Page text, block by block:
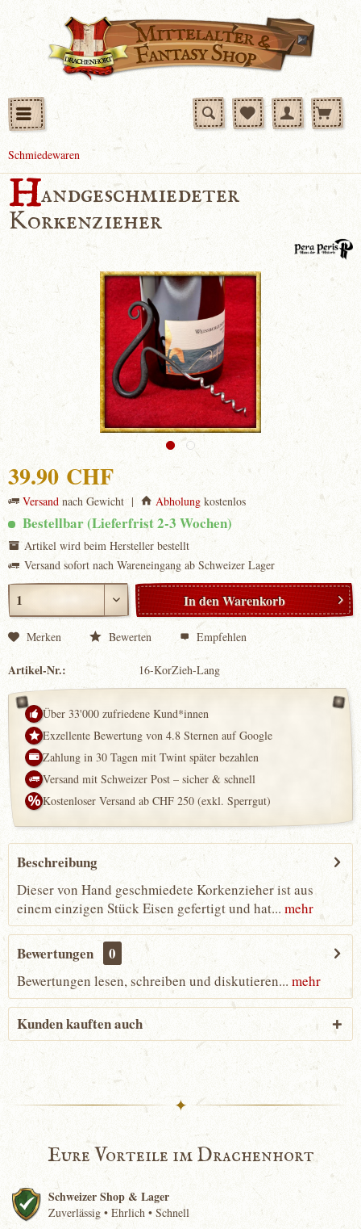
Schmiedewaren
Handgeschmiedeter
Korkenzieher
39.90 CHF
Versandnach Gewicht | Abholungkostenlos
Bestellbar (Lieferfrist 2-3 Wochen)
Artikel wird beim Hersteller bestellt
Versand sofort nach Wareneingang ab Schweizer Lager
In denWarenkorb
Merken Bewerten Empfehlen
Artikel-Nr.: 16-KorZieh-Lang
Über 33'000 zufriedene Kund*innen
Exzellente Bewertung von 4.8 Sternen auf Google
Zahlung in 30 Tagen mit Twint später bezahlen
Versand mit Schweizer Post – sicher & schnell
Kostenloser Versand ab CHF 250 (exkl. Sperrgut)
Beschreibung
Dieser von Hand geschmiedete Korkenzieher ist aus
einem einzigen Stück Eisen gefertigt und hat... mehr
Bewertungen 0
Bewertungen lesen, schreiben und diskutieren... mehr
Kunden kauften auch
✦
Eure Vorteile im Drachenhort
Schweizer Shop & Lager
Zuverlässig • Ehrlich • Schnell